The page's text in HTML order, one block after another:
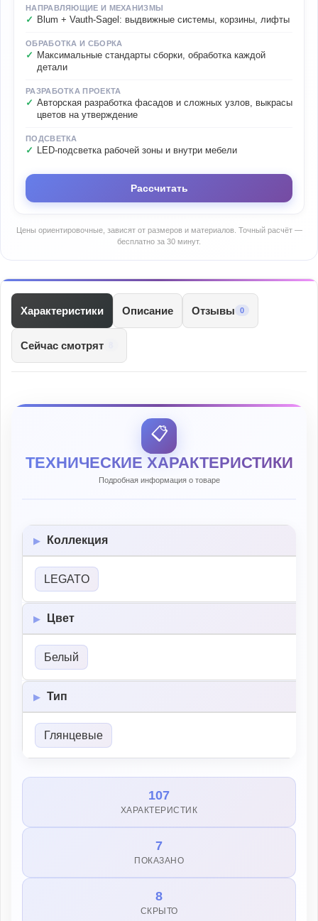
НАПРАВЛЯЮЩИЕ И МЕХАНИЗМЫ
Blum + Vauth-Sagel: выдвижные системы, корзины, лифты
ОБРАБОТКА И СБОРКА
Максимальные стандарты сборки, обработка каждой
детали
РАЗРАБОТКА ПРОЕКТА
Авторская разработка фасадов и сложных узлов, выкрасы
цветов на утверждение
ПОДСВЕТКА
LED-подсветка рабочей зоны и внутри мебели
Рассчитать
Цены ориентировочные, зависят от размеров и материалов. Точный расчёт —
бесплатно за 30 минут.
Характеристики Описание Отзывы 0
Сейчас смотрят
📋
ТЕХНИЧЕСКИЕ ХАРАКТЕРИСТИКИ
Подробная информация о товаре
Коллекция
LEGATO
Цвет
Белый
Тип
Глянцевые
107
ХАРАКТЕРИСТИК
7
ПОКАЗАНО
8
СКРЫТО